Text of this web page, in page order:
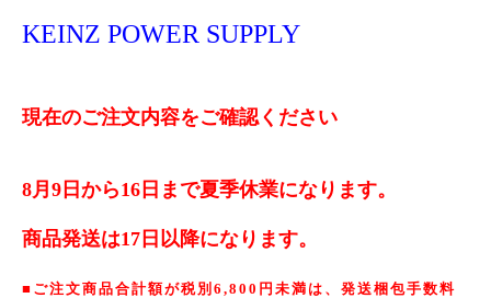
KEINZ POWER SUPPLY
現在のご注文内容をご確認ください
8月9日から16日まで夏季休業になります。
商品発送は17日以降になります。
■ご注文商品合計額が税別6,800円未満は、発送梱包手数料